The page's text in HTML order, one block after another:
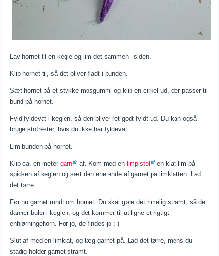
Lav hornet til en kegle og lim det sammen i siden.
Klip hornet til, så det bliver fladt i bunden.
Sæt hornet på et stykke mosgummi og klip en cirkel ud, der passer til
bund på hornet.
Fyld fyldevat i keglen, så den bliver ret godt fyldt ud. Du kan også
bruge stofrester, hvis du ikke har fyldevat.
Lim bunden på hornet.
Klip ca. en metergarn af. Kom med en limpistol
en klat lim på
spidsen af keglen og sæt den ene ende af garnet på limklatten. Lad
det tørre.
Før nu garnet rundt om hornet. Du skal gøre det rimelig stramt, så de
danner buler i keglen, og det kommer til at ligne et rigtigt
enhjørningehorn. For jo, de findes jo ;-)
Slut af med en limklat, og læg garnet på. Lad det tørre, mens du
stadig holder garnet stramt.